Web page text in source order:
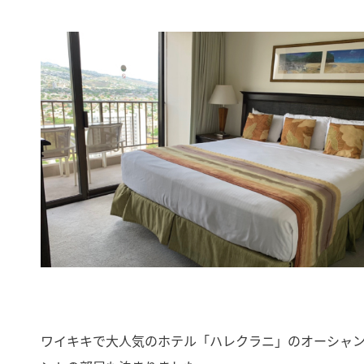
ワイキキで大人気のホテル「ハレクラニ」のオーシャ